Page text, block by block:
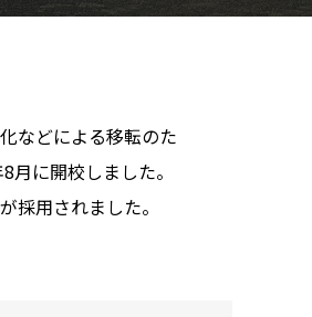
などによる移転のた
に開校しました。
採用されました。